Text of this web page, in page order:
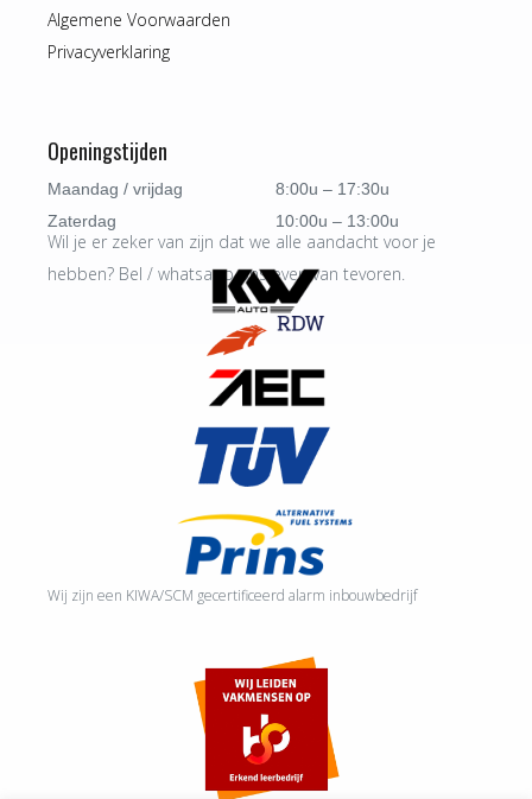
Algemene Voorwaarden
Privacyverklaring
Openingstijden
Maandag / vrijdag
8:00u – 17:30u
Zaterdag
10:00u – 13:00u
Wil je er zeker van zijn dat we alle aandacht voor je
hebben? Bel / whatsapp ons even van tevoren.
Wij zijn een KIWA/SCM gecertificeerd alarm inbouwbedrijf